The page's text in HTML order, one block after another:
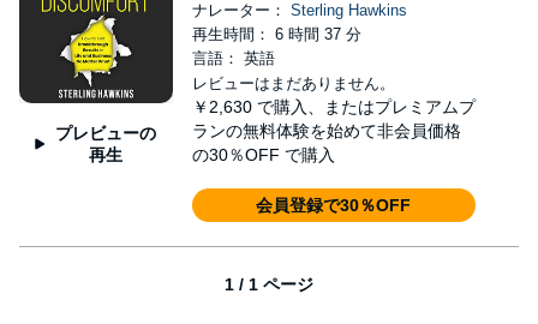
プレビューの
再生
ナレーター： Sterling Hawkins
再生時間： 6 時間 37 分
言語： 英語
レビューはまだありません。
￥2,630 で購入、またはプレミアムプ
ランの無料体験を始めて非会員価格
の30％OFF で購入
会員登録で30％OFF
1 / 1 ページ